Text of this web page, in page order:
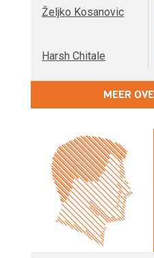
Željko Kosanovic
Harsh Chitale
MEER